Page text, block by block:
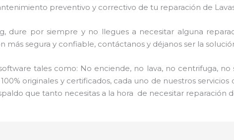
preventivo y correctivo de tu reparación de
dure por siempre y no llegues a necesitar alguna
segura y confiable, contáctanos y déjanos ser la
tales como: No enciende, no lava, no centrifuga,
originales y certificados, cada uno de nuestros
que tanto necesitas a la hora de necesitar reparación